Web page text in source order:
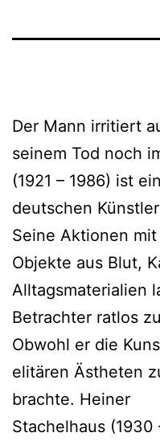
Der Mann irritiert
seinem Tod noch
(1921 – 1986) ist
deutschen
Seine Aktionen
Objekte aus Blut,
Alltagsmaterialien
Betrachter ratlos
Obwohl er die
elitären Ästheten
brachte. Heiner
Stachelhaus